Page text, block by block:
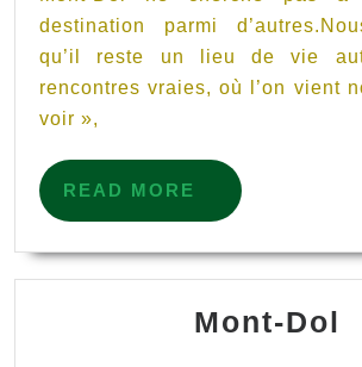
le
village
où
se
retrouve
est
notre
destination parmi
qu’il reste un lieu de vie
rencontres vraies, où l’on vient
voir »,
READ MORE
READ
MORE
Mont-Dol